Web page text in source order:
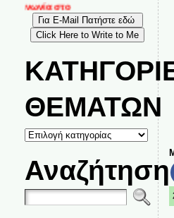
στο
ΘΕΜΑΤΩΝ
ΚΑΤΗΓΟΡΙΕΣ
ΘΕΜΑΤΩΝ
Αναζήτηση